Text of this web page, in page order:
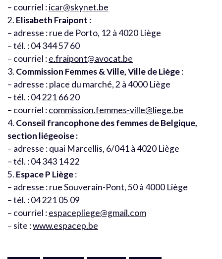
– courriel :icar@skynet.be
2. Elisabeth Fraipont :
– adresse : rue de Porto, 12 à 4020 Liège
– tél. : 04 344 57 60
– courriel :e.fraipont@avocat.be
3. Commission Femmes & Ville, Ville de Liège:
– adresse : place du marché, 2 à 4000 Liège
– tél. : 04 221 66 20
– courriel :commission.femmes-ville@liege.be
4. Conseil francophone des femmes de Belgique,
section liégeoise :
– adresse : quai Marcellis, 6/041 à 4020 Liège
– tél. : 04 343 14 22
5. Espace P Liège:
– adresse : rue Souverain-Pont, 50 à 4000 Liège
– tél. : 04 221 05 09
– courriel :espacepliege@gmail.com
– site :www.espacep.be